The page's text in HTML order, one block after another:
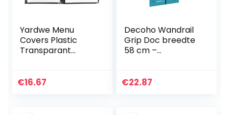
Yardwe Menu
Covers Plastic
Transparant
Standaard Letter
€16.67
Decoho Wandrail
Grip Doc breedte
58 cm –
2.2
€22.87